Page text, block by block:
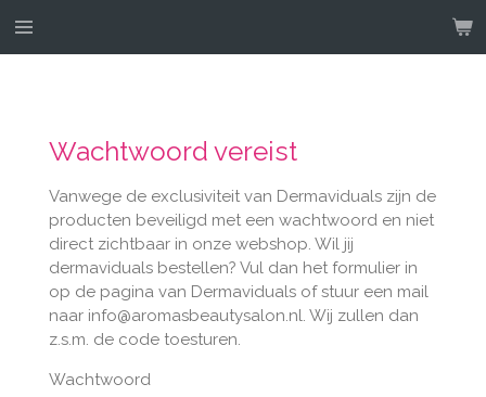
Ga
Wachtwoord vereist
Vanwege de exclusiviteit van Dermaviduals zijn de
producten beveiligd met een wachtwoord en niet
direct zichtbaar in onze webshop. Wil jij
dermaviduals bestellen? Vul dan het formulier in
op de pagina van Dermaviduals of stuur een mail
naar info@aromasbeautysalon.nl. Wij zullen dan
z.s.m. de code toesturen.
Wachtwoord